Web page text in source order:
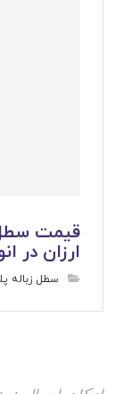
قیمت سطل
ارزان در
سطل زباله